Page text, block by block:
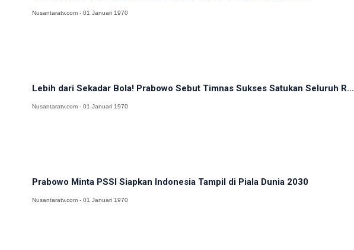
Nusantaratv.com - 01 Januari 1970
Lebih dari Sekadar Bola! Prabowo Sebut Timnas Sukses Satukan Seluruh R...
Nusantaratv.com - 01 Januari 1970
Prabowo Minta PSSI Siapkan Indonesia Tampil di Piala Dunia 2030
Nusantaratv.com - 01 Januari 1970